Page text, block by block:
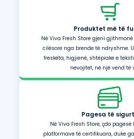
Produktet më të
Në Viva Fresh Store gjeni
cilësore nga brende të ndryshme.
freskëta, higjienë, shtëpiake e
nevojitet, në një vend të
Pagesa të
Në Viva Fresh Store, çdo
platformave të certifikuara, duke